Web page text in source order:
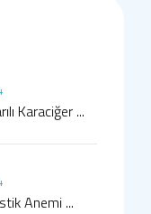
Karaciğer ...
Anemi ...